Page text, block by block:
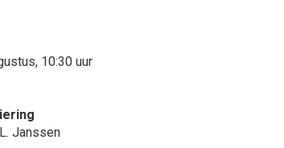
10:30 uur
Janssen